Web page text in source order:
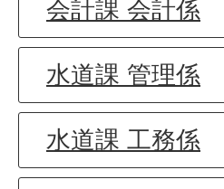
会計課 会計係
水道課 管理係
水道課 工務係